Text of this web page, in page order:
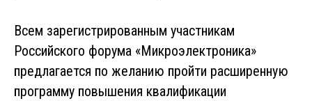
Всем зарегистрированным участникам
Российского форума «Микроэлектроника»
предлагается по желанию пройти расширенную
программу повышения квалификации